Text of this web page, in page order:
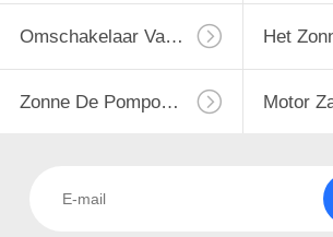
Omschakelaar Van De Enige Fase De Zonnepomp
Zonne De Pompomschakelaar Van MPPT VFD Motor